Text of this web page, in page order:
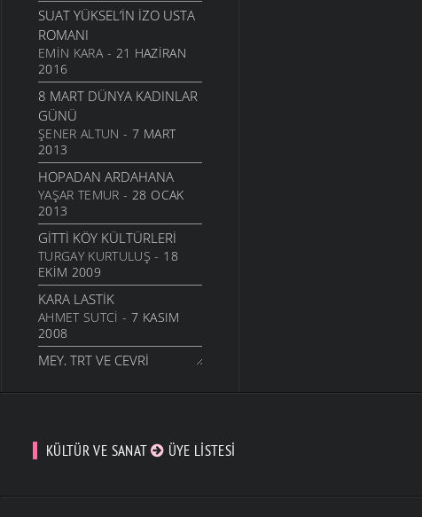
SUAT YÜKSEL’IN İZO USTA
ROMANI
EMIN KARA- 21 HAZIRAN
2016
8 MART DÜNYA KADINLAR
GÜNÜ
ŞENER ALTUN - 7 MART
2013
HOPADAN ARDAHANA
YAŞAR TEMUR - 28 OCAK
2013
GITTI KÖY KÜLTÜRLERI
TURGAY KURTULUŞ - 18
EKIM 2009
KARA LASTIK
AHMET SUTCI - 7 KASIM
2008
MEY, TRT VE CEVRI
ŞAVŞAT.COM- 27 EKIM
CABBAR BOZKURTLAR
(CABBAR USTA)
2008
KÜLTÜR VE SANAT ÜYE LISTESI